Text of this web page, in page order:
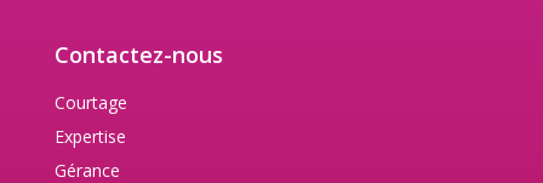
Contactez-nous
Courtage
Expertise
Gérance